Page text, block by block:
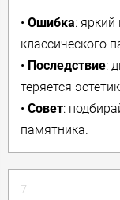
• Ошибка: яркий
классического
• Последствие:
теряется
• Совет:
памятника.
7